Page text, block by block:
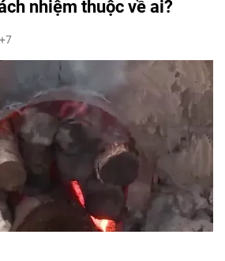
nhiệm thuộc về ai?